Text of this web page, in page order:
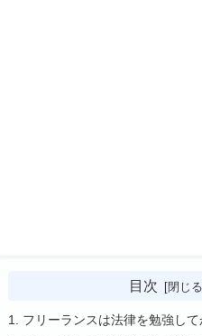
目次
フリーランスは法律を勉強し